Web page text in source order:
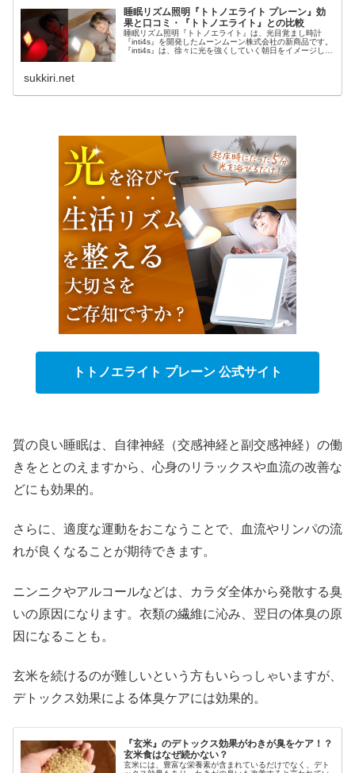
睡眠リズム照明『トトノエライト プレーン』効
果と口コミ・『トトノエライト』との比較
睡眠リズム照明『トトノエライト』は、光目覚まし時計
『inti4s』を開発したムーンムーン株式会社の新商品です。
『inti4s』は、徐々に光を強くしていく朝日をイメージした
sukkiri.net
トトノエライト プレーン 公式サイト
質の良い睡眠は、自律神経（交感神経と副交感神経）の働
きをととのえますから、心身のリラックスや血流の改善な
どにも効果的。
さらに、適度な運動をおこなうことで、血流やリンパの流
れが良くなることが期待できます。
ニンニクやアルコールなどは、カラダ全体から発散する臭
いの原因になります。衣類の繊維に沁み、翌日の体臭の原
因になることも。
玄米を続けるのが難しいという方もいらっしゃいますが、
デトックス効果による体臭ケアには効果的。
『玄米』のデトックス効果がわきが臭をケア！？
玄米食はなぜ続かない？
玄米には、豊富な栄養素が含まれているだけでなく、デト